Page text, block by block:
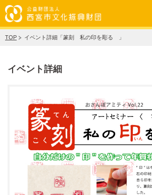
TOP イベント詳細「篆刻 私の印を彫る 」
イベント詳細